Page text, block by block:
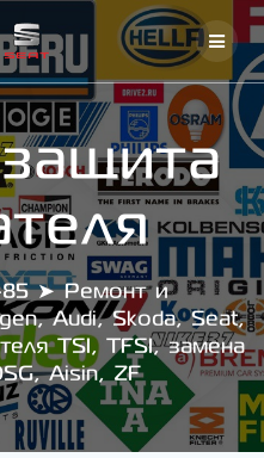
content
защита
➤ Ремонт и
Audi, Skoda, Seat,
TSI, TFSI, замена
Aisin, ZF